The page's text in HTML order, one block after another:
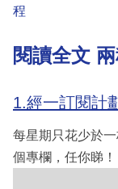
程
閱讀全文 兩
1.經一訂閱計
每星期只花少於
個專欄，任你睇！